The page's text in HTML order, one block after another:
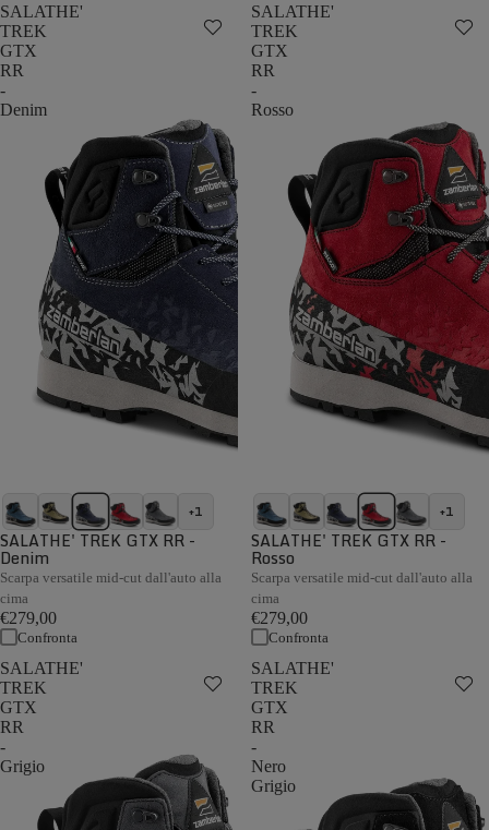
SALATHE'
TREK
GTX
RR
-
Denim
+1
SALATHE' TREK GTX RR -
Denim
Scarpa versatile mid-cut dall'auto alla
cima
€279,00
Confronta
SALATHE'
TREK
GTX
RR
-
Rosso
+1
SALATHE' TREK GTX RR -
Rosso
Scarpa versatile mid-cut dall'auto alla
cima
€279,00
Confronta
SALATHE'
TREK
GTX
RR
-
Grigio
SALATHE'
TREK
GTX
RR
-
Nero
Grigio